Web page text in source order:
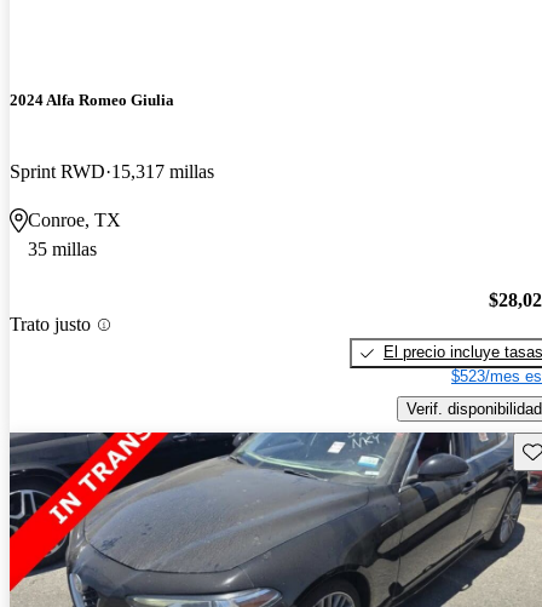
2024 Alfa Romeo Giulia
Sprint RWD 15,317 millas
Conroe, TX
35 millas
Trato justo
El precio incluye tasas
$523/mes
Verif. disponibilidad